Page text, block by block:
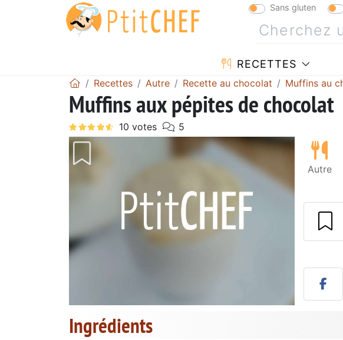
Sans gluten
RECETTES
Recettes Autre Recette au chocolat Muffins au
Muffins aux pépites de chocolat
Autre
Ingrédients